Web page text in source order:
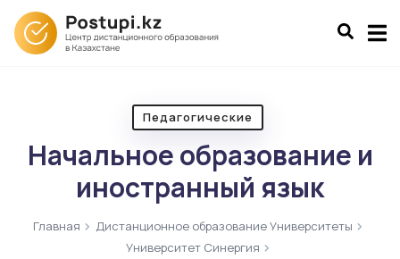
Педагогические
Начальное образование и
иностранный язык
Главная
Дистанционное образование Университеты
Университет Синергия